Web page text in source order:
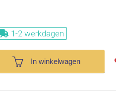
1-2 werkdagen
In winkelwagen